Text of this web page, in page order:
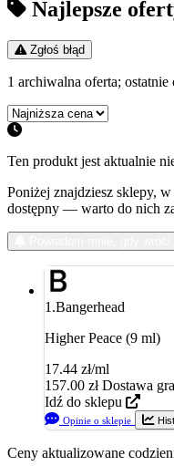
Najlepsze
Zgłoś błąd
1 archiwalna oferta; ostatnie
Ten produkt jest aktualnie
Poniżej znajdziesz sklepy,
dostępny — warto do nich
1.Bangerhead
Higher Peace (9 ml)
17.44 zł/ml
157.00 zł Dostawa
Idź do sklepu
Opinie o sklepie
Ceny aktualizowane